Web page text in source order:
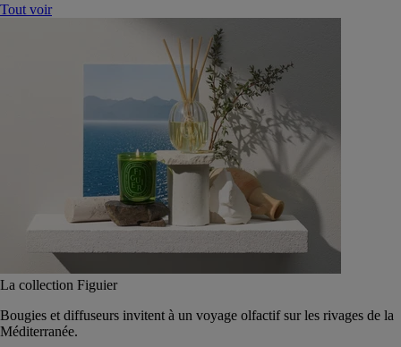
Tout voir
La collection Figuier
Bougies et diffuseurs invitent à un voyage olfactif sur les rivages de la
Méditerranée.